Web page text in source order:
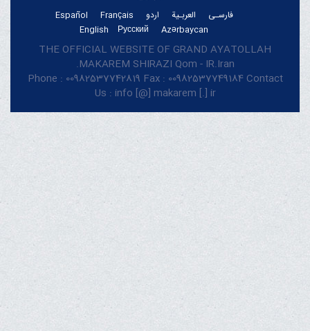
فارسـی العربـیة اردو Français
Español
Azərbaycan
Русский
English
THE OFFICIAL WEBSITE OF GRAND AYATOLLAH
MAKAREM SHIRAZI Qom - IR.Iran.
Phone : 00982537742819 Fax : 00982537749184 Contact
Us : info [@] makarem [.] ir